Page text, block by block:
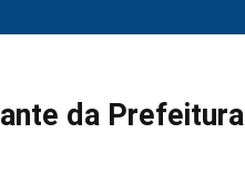
da Prefeitura